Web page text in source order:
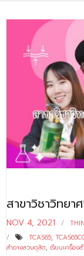
- ประวัติความเป็
- บุคลากร
- - สำนักงานคณะวิ
- - บุคลากรวิชาการ
- - บุคลากรสนับส
หลักสูตร
- - วิทยาการคอม
- - วิทยาศาสตร์เค
- - อาชีวอนามัยแล
สาขาวิชาวิทยา
NOV 4, 2021
TCAS65,
สำอางสวนดุสิต, เรียนเครื่อง